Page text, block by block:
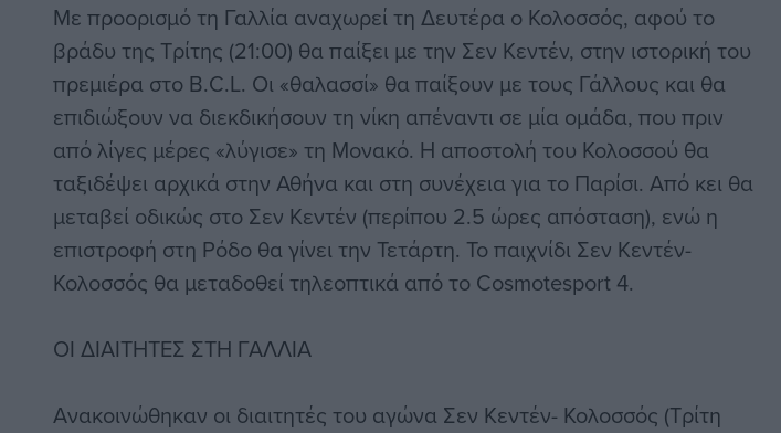
Με προορισμό τη Γαλλία αναχωρεί τη Δευτέρα ο Κολοσσός, αφού το
βράδυ της Τρίτης (21:00) θα παίξει με την Σεν Κεντέν, στην ιστορική του
πρεμιέρα στο B.C.L. Οι «θαλασσί» θα παίξουν με τους Γάλλους και θα
επιδιώξουν να διεκδικήσουν τη νίκη απέναντι σε μία ομάδα, που πριν
από λίγες μέρες «λύγισε» τη Μονακό. Η αποστολή του Κολοσσού θα
ταξιδέψει αρχικά στην Αθήνα και στη συνέχεια για το Παρίσι. Από κει θα
μεταβεί οδικώς στο Σεν Κεντέν (περίπου 2.5 ώρες απόσταση), ενώ η
επιστροφή στη Ρόδο θα γίνει την Τετάρτη. Το παιχνίδι Σεν Κεντέν-
Κολοσσός θα μεταδοθεί τηλεοπτικά από το Cosmotesport 4.
ΟΙ ΔΙΑΙΤΗΤΕΣ ΣΤΗ ΓΑΛΛΙΑ
Ανακοινώθηκαν οι διαιτητές του αγώνα Σεν Κεντέν- Κολοσσός (Τρίτη